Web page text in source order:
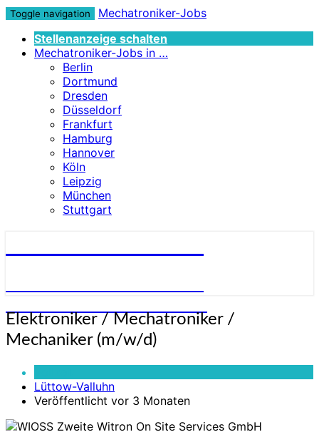
Toggle navigation
Mechatroniker-Jobs
Stellenanzeige schalten
Mechatroniker-Jobs in …
Berlin
Dortmund
Dresden
Düsseldorf
Frankfurt
Hamburg
Hannover
Köln
Leipzig
München
Stuttgart
Elektroniker
/
Mechatroniker
Mechaniker
(m/w/d)
Elektroniker / Mechatroniker /
Mechaniker (m/w/d)
Lüttow-Valluhn
Veröffentlicht vor 3 Monaten